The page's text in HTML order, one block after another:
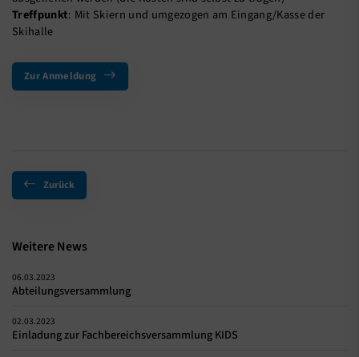
Treffpunkt: Mit Skiern und umgezogen am Eingang/Kasse der
Skihalle
Zur Anmeldung
Zurück
Weitere News
06.03.2023
Abteilungsversammlung
02.03.2023
Einladung zur Fachbereichsversammlung KIDS